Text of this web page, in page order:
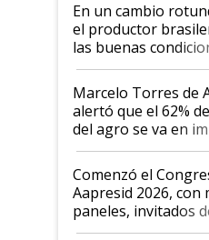
sistema productivo"
En un cambio
el productor
las buenas
agro argentino
"Los veo más
Marcelo Torres de
alertó que el 62%
del agro se va en
"No es bueno que
Argentina se sigan
las mismas cosas
años"
Comenzó el
Aapresid 2026, con
paneles, invitados
todas las